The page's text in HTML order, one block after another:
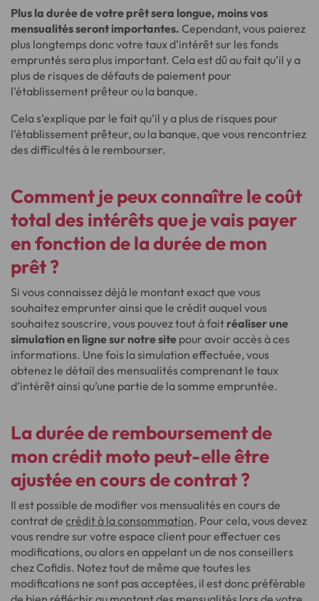
Plus la durée de votre prêt sera longue, moins vos
mensualités seront importantes. Cependant, vous paierez
plus longtemps donc votre taux d’intérêt sur les fonds
empruntés sera plus important. Cela est dû au fait qu’il y a
plus de risques de défauts de paiement pour
l’établissement prêteur ou la banque.
Cela s’explique par le fait qu’il y a plus de risques pour
l’établissement prêteur, ou la banque, que vous rencontriez
des difficultés à le rembourser.
Comment je peux connaître le coût
total des intérêts que je vais payer
en fonction de la durée de mon
prêt ?
Si vous connaissez déjà le montant exact que vous
souhaitez emprunter ainsi que le crédit auquel vous
souhaitez souscrire, vous pouvez tout à fait réaliser une
simulation en ligne sur notre site pour avoir accès à ces
informations. Une fois la simulation effectuée, vous
obtenez le détail des mensualités comprenant le taux
d’intérêt ainsi qu’une partie de la somme empruntée.
La durée de remboursement de
mon crédit moto peut-elle être
ajustée en cours de contrat ?
Il est possible de modifier vos mensualités en cours de
contrat de crédit à la consommation. Pour cela, vous devez
vous rendre sur votre espace client pour effectuer ces
modifications, ou alors en appelant un de nos conseillers
chez Cofidis. Notez tout de même que toutes les
modifications ne sont pas acceptées, il est donc préférable